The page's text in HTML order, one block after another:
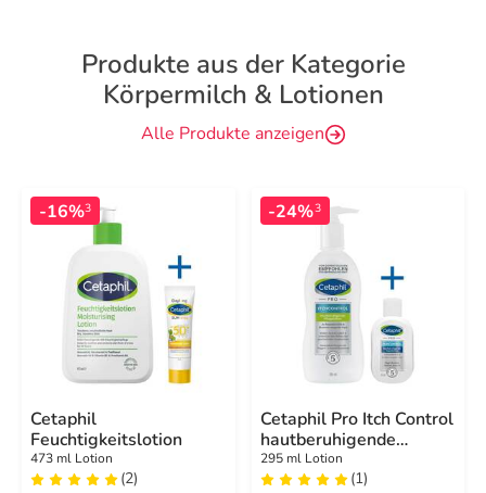
Produkte aus der Kategorie
Körpermilch & Lotionen
Alle Produkte anzeigen
-16%3
Cetaphil
Feuchtigkeitslotion
473 ml Lotion
(2)
-24%3
Cetaphil Pro Itch Control
hautberuhigende
Pflegelotion
295 ml Lotion
(1)